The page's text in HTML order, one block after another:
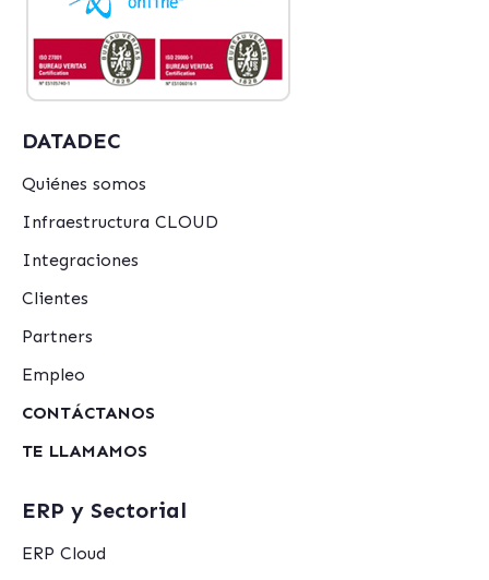
DATADEC
Quiénes somos
Infraestructura CLOUD
Integraciones
Clientes
Partners
Empleo
CONTÁCTANOS
TE LLAMAMOS
ERP y Sectorial
ERP Cloud